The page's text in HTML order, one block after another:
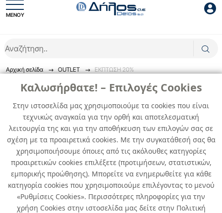
Καλωσήρθατε! – Επιλογές Cookies
Στην ιστοσελίδα μας χρησιμοποιούμε τα cookies που είναι
τεχνικώς αναγκαία για την ορθή και αποτελεσματική
λειτουργία της και για την αποθήκευση των επιλογών σας σε
σχέση με τα προαιρετικά cookies. Με την συγκατάθεσή σας θα
χρησιμοποιήσουμε όποιες από τις ακόλουθες κατηγορίες
προαιρετικών cookies επιλέξετε (προτιμήσεων, στατιστικών,
εμπορικής προώθησης). Μπορείτε να ενημερωθείτε για κάθε
κατηγορία cookies που χρησιμοποιούμε επιλέγοντας το μενού
«Ρυθμίσεις Cookies». Περισσότερες πληροφορίες για την
χρήση Cookies στην ιστοσελίδα μας δείτε στην Πολιτική
ΜΕΝΟΥ
Είσοδος
Ξέχασες το password;
Αρχική σελίδα OUTLET ΕΚΠΤΩΣΗ 20%
ΕΚΠΤΩΣΗ 20%
προϊόντα
Δεν βρέθηκαν προϊόντα